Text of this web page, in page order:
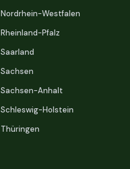
Nordrhein-Westfalen
Rheinland-Pfalz
Saarland
Sachsen
Sachsen-Anhalt
Schleswig-Holstein
Thüringen